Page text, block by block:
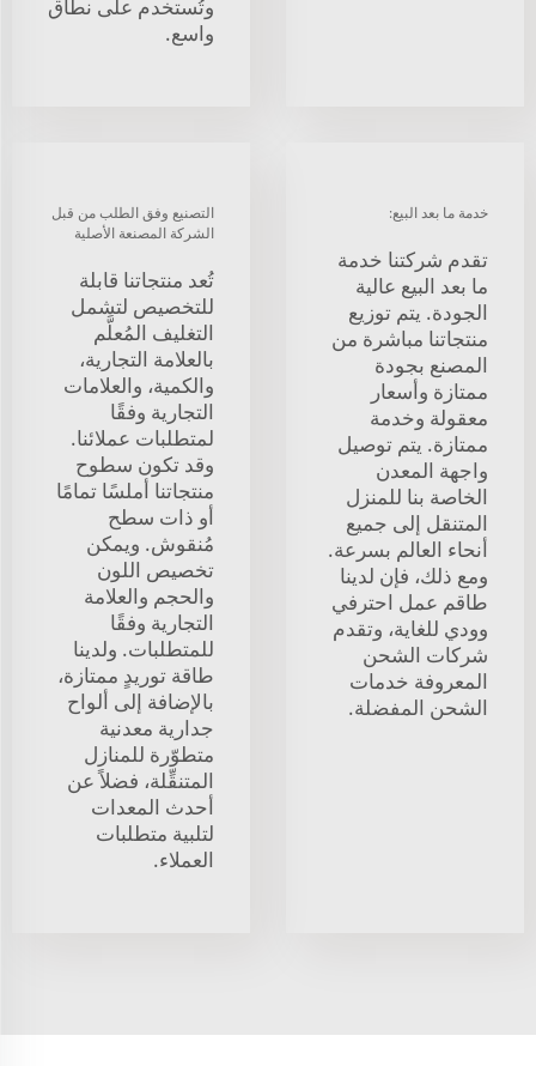
وتُستخدم على نطاق
واسع.
خدمة ما بعد البيع:
تقدم شركتنا خدمة
ما بعد البيع عالية
الجودة. يتم توزيع
منتجاتنا مباشرة من
المصنع بجودة
ممتازة وأسعار
معقولة وخدمة
ممتازة. يتم توصيل
واجهة المعدن
الخاصة بنا للمنزل
المتنقل إلى جميع
أنحاء العالم بسرعة.
ومع ذلك، فإن لدينا
طاقم عمل احترفي
وودي للغاية، وتقدم
شركات الشحن
المعروفة خدمات
الشحن المفضلة.
التصنيع وفق الطلب من قبل
الشركة المصنعة الأصلية
تُعد منتجاتنا قابلة
للتخصيص لتشمل
التغليف المُعلَّم
بالعلامة التجارية،
والكمية، والعلامات
التجارية وفقًا
لمتطلبات عملائنا.
وقد تكون سطوح
منتجاتنا أملسًا تمامًا
أو ذات سطح
مُنقوش. ويمكن
تخصيص اللون
والحجم والعلامة
التجارية وفقًا
للمتطلبات. ولدينا
طاقة توريدٍ ممتازة،
بالإضافة إلى ألواح
جدارية معدنية
متطوّرة للمنازل
المتنقِّلة، فضلاً عن
أحدث المعدات
لتلبية متطلبات
العملاء.